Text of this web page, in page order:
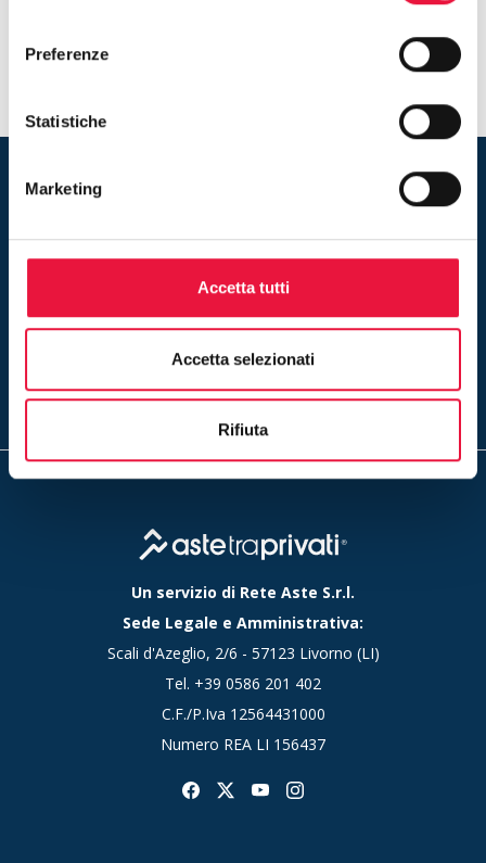
Preferenze
Statistiche
Marketing
Accetta tutti
Accetta selezionati
Rifiuta
vendite! Iscriviti alla newsletter
Iscriviti
Inserendo il tuo indirizzo e-mail ed iscrivendoti alla newsletter
accetti la nostraprivacy policy
Un servizio di Rete Aste S.r.l.
Sede Legale e Amministrativa:
Scali d'Azeglio, 2/6 - 57123 Livorno (LI)
Tel. +39 0586 201 402
C.F./P.Iva 12564431000
Numero REA LI 156437